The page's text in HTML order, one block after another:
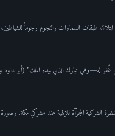
ابتلاءً، طبقات السماوات والنجوم رجوماً
له—وهي تبارك الذي بيده الملك" (أبو داود
الشركية المجزّأة للإلهية عند مشركي مكة.